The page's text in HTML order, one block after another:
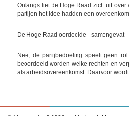
Onlangs liet de Hoge Raad zich uit
partijen het idee hadden een
De Hoge Raad oordeelde - samengevat -
Nee, de partijbedoeling speelt geen
beoordeeld worden welke rechten en
als arbeidsovereenkomst. Daarvoor